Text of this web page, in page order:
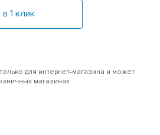
1 клик
для интернет-магазина и может
магазинах